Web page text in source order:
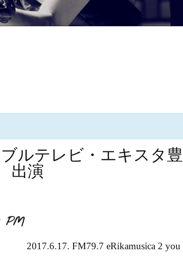
ブルテレビ・エキスタ豊
出演
PM
2017.6.17. FM79.7 eRikamusica 2 you